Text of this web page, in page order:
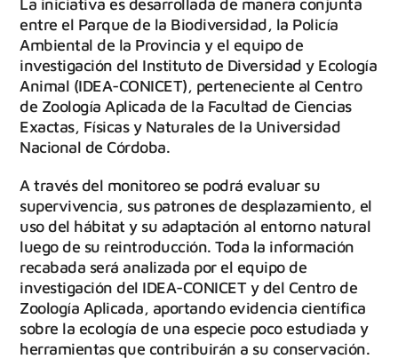
entre el Parque de la Biodiversidad, la Policía
Ambiental de la Provincia y el equipo de
investigación del Instituto de Diversidad y Ecología
Animal (IDEA-CONICET), perteneciente al Centro
de Zoología Aplicada de la Facultad de Ciencias
Exactas, Físicas y Naturales de la Universidad
Nacional de Córdoba.
A través del monitoreo se podrá evaluar su
supervivencia, sus patrones de desplazamiento, el
uso del hábitat y su adaptación al entorno natural
luego de su reintroducción. Toda la información
recabada será analizada por el equipo de
investigación del IDEA-CONICET y del Centro de
Zoología Aplicada, aportando evidencia científica
sobre la ecología de una especie poco estudiada y
herramientas que contribuirán a su conservación.